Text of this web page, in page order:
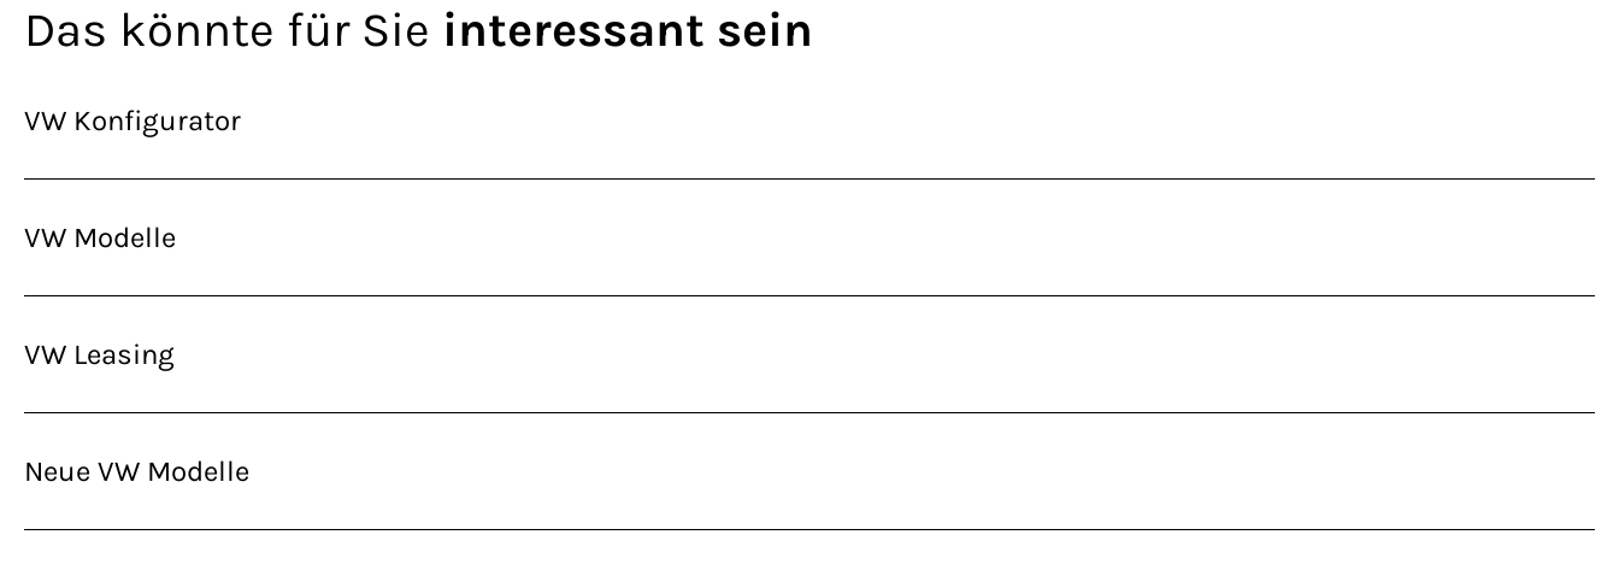
Das könnte für Sie interessant sein
VW Konfigurator
VW Modelle
VW Leasing
Neue VW Modelle